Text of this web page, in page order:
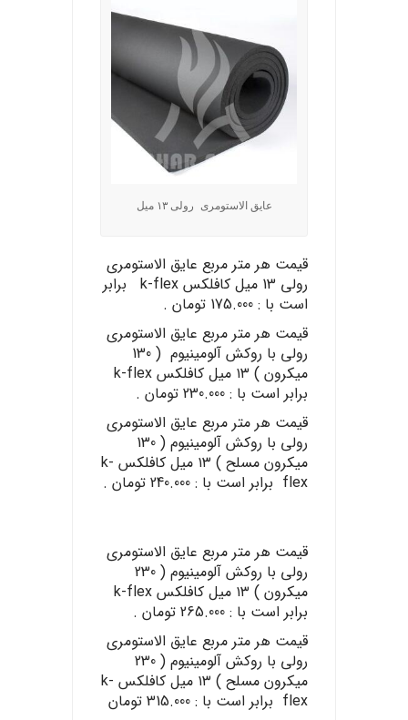
عایق الاستومری رولی ۱۳ میل
قیمت هر متر مربع عایق الاستومری
رولی 13 میل کافلکس k-flex برابر
است با : 175.000 تومان .
قیمت هر متر مربع عایق الاستومری
رولی با روکش آلومینیوم ( 130
برابر است با : 230.000 تومان .
قیمت هر متر مربع عایق الاستومری
رولی با روکش آلومینیوم ( 130
میکرون مسلح ) ۱۳ میل کافلکس k-
flex برابر است با : 240.000 تومان .
قیمت هر متر مربع عایق الاستومری
رولی با روکش آلومینیوم ( 230
برابر است با : 265.000 تومان .
قیمت هر متر مربع عایق الاستومری
رولی با روکش آلومینیوم ( 230
میکرون مسلح ) ۱۳ میل کافلکس k-
flex برابر است با : 315.000 تومان